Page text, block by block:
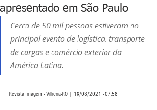
apresentado em São Paulo
Cerca de 50 mil pessoas estiveram no
principal evento de logística, transporte
de cargas e comércio exterior da
América Latina.
Revista Imagem - Vilhena-RO | 18/03/2021 - 07:58